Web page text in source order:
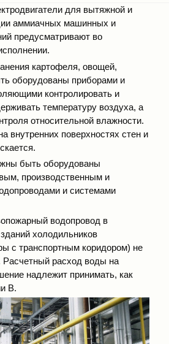
для вытяжной и
аммиачных машинных и
предусматривают во
картофеля, овощей,
оборудованы приборами и
контролировать и
температуру воздуха, а
относительной влажности.
внутренних поверхностях стен и
быть оборудованы
производственным и
и системами
водопровод в
холодильников
с транспортным коридором) не
Расчетный расход воды на
надлежит принимать, как
В.